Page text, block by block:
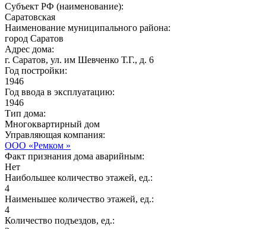
Субъект РФ (наименование):
Саратовская
Наименование муниципального района:
город Саратов
Адрес дома:
г. Саратов, ул. им Шевченко Т.Г., д. 6
Год постройки:
1946
Год ввода в эксплуатацию:
1946
Тип дома:
Многоквартирный дом
Управляющая компания:
ООО «Ремком »
Факт признания дома аварийным:
Нет
Наибольшее количество этажей, ед.:
4
Наименьшее количество этажей, ед.:
4
Количество подъездов, ед.: